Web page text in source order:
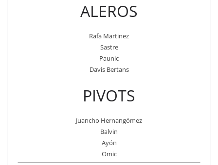
ALEROS
Rafa Martinez
Sastre
Paunic
Davis Bertans
PIVOTS
Juancho Hernangómez
Balvin
Ayón
Omic